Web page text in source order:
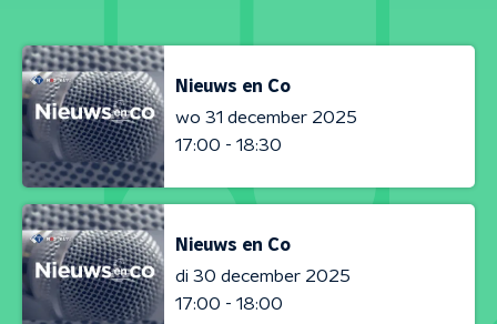
Nieuws en Co
wo 31 december 2025
17:00 - 18:30
Nieuws en Co
di 30 december 2025
17:00 - 18:00